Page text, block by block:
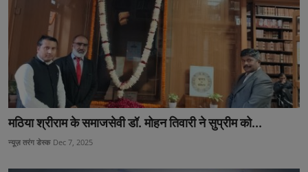
मठिया श्रीराम के समाजसेवी डॉ. मोहन तिवारी ने सुप्रीम को...
न्यूज़ तरंग डेस्क Dec 7, 2025